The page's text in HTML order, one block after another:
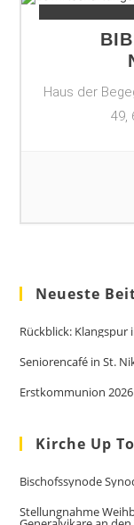
Haus der
49,
Neueste
Rückblick: Klangspur
Seniorencafé in St.
Erstkommunion 2026
Kirche Up
Bischofssynode
Stellungnahme